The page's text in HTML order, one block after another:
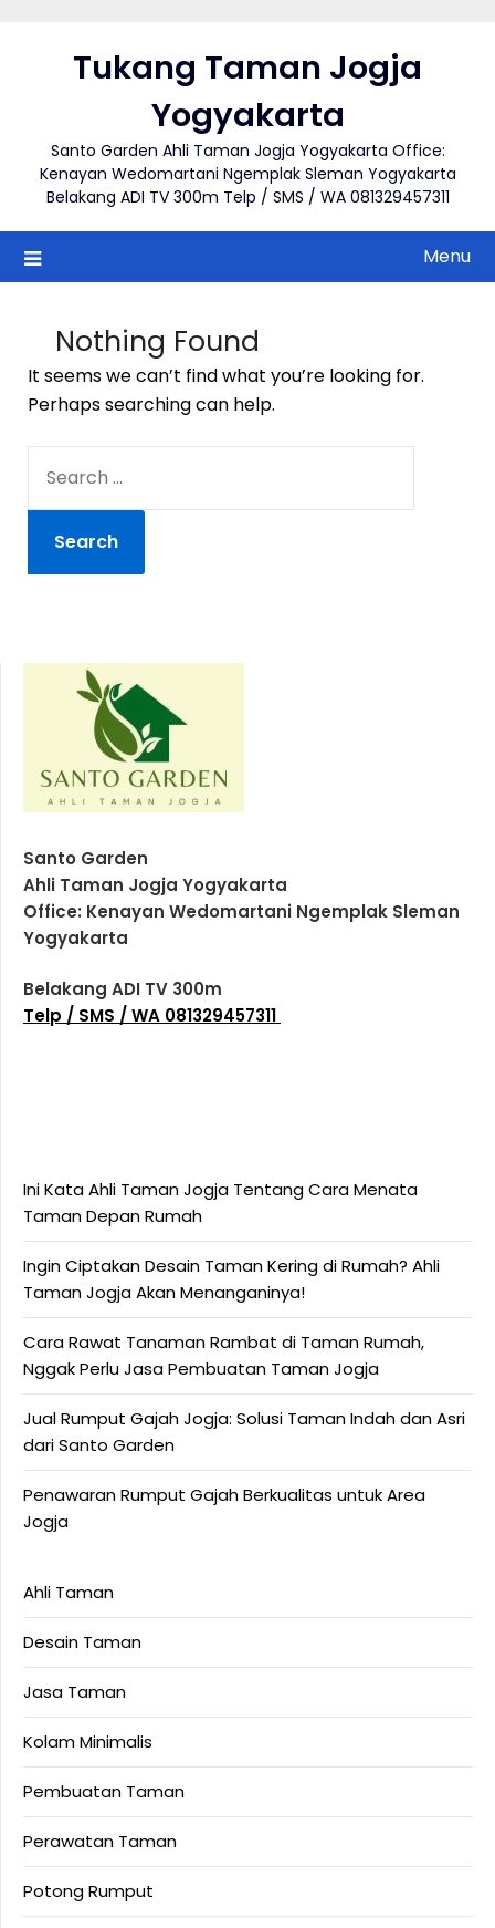
Tukang Taman Jogja
Yogyakarta
Santo Garden Ahli Taman Jogja Yogyakarta Office:
Kenayan Wedomartani Ngemplak Sleman Yogyakarta
Belakang ADI TV 300m Telp / SMS / WA 081329457311
Menu
Nothing Found
It seems we can’t find what you’re looking for.
Perhaps searching can help.
FOR:
Santo Garden
Ahli Taman Jogja Yogyakarta
Office: Kenayan Wedomartani Ngemplak Sleman
Yogyakarta
Belakang ADI TV 300m
Telp / SMS / WA 081329457311
Ini Kata Ahli Taman Jogja Tentang Cara Menata
Taman Depan Rumah
Ingin Ciptakan Desain Taman Kering di Rumah? Ahli
Taman Jogja Akan Menanganinya!
Cara Rawat Tanaman Rambat di Taman Rumah,
Nggak Perlu Jasa Pembuatan Taman Jogja
Jual Rumput Gajah Jogja: Solusi Taman Indah dan Asri
dari Santo Garden
Penawaran Rumput Gajah Berkualitas untuk Area
Jogja
Ahli Taman
Desain Taman
Jasa Taman
Kolam Minimalis
Pembuatan Taman
Perawatan Taman
Potong Rumput